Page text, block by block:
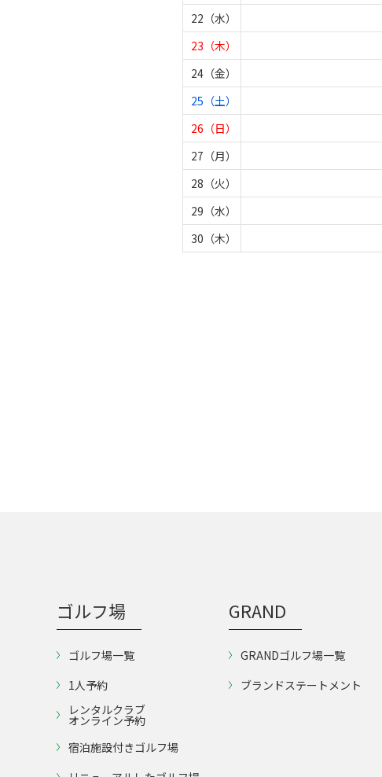
22（水）
23（木）
24（金）
25（土）
26（日）
27（月）
28（火）
29（水）
30（木）
ゴルフ場
ゴルフ場一覧
1人予約
レンタルクラブ
オンライン予約
宿泊施設付きゴルフ場
GRAND
GRANDゴルフ場一覧
ブランドステートメント